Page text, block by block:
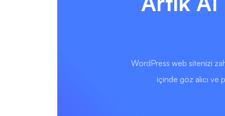
WordPress web sitenizi
içinde göz alıcı ve